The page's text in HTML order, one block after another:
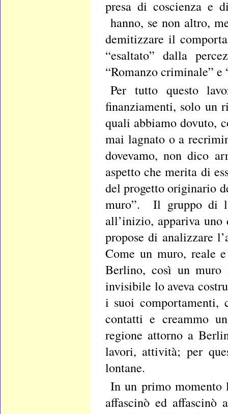
presa di coscienza e
hanno, se non altro,
demitizzare il
“esaltato” dalla
“Romanzo criminale”
Per tutto questo
finanziamenti, solo un
quali abbiamo dovuto,
mai lagnato o a
dovevamo, non dico
aspetto che merita di
del progetto originario
muro”. Il gruppo di
all’inizio, appariva
propose di analizzare
Come un muro, reale
Berlino, così un muro
invisibile lo aveva
i suoi comportamenti,
contatti e creammo
regione attorno a
lavori, attività; per
lontane.
In un primo momento
affascinò ed